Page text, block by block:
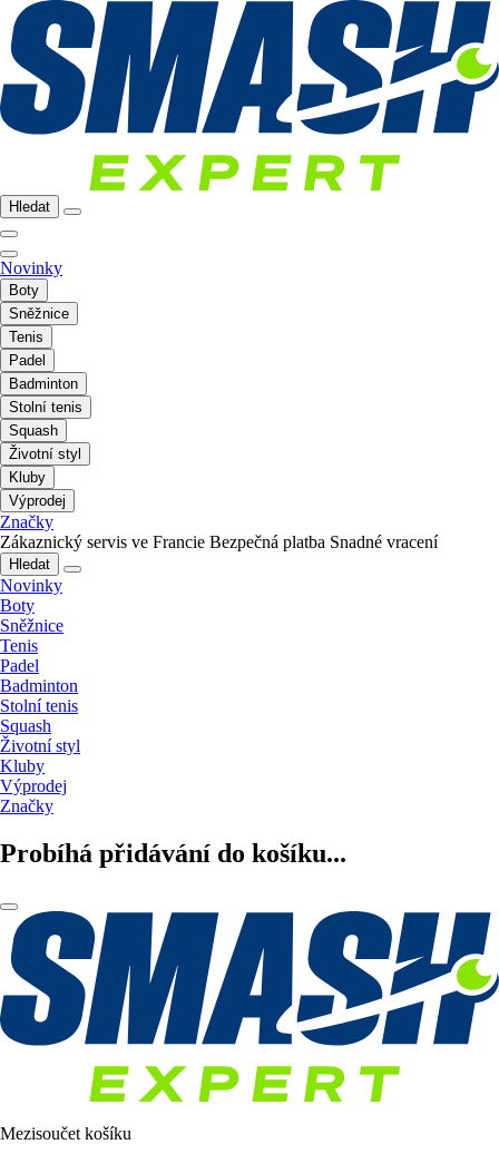
Hledat
Novinky
Boty
Sněžnice
Tenis
Padel
Badminton
Stolní tenis
Squash
Životní styl
Kluby
Výprodej
Značky
Zákaznický servis ve Francie Bezpečná platba Snadné vracení
Hledat
Novinky
Boty
Sněžnice
Tenis
Padel
Badminton
Stolní tenis
Squash
Životní styl
Kluby
Výprodej
Značky
Probíhá přidávání do košíku...
Mezisoučet košíku